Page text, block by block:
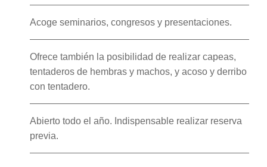
Acoge seminarios, congresos y presentaciones.
Ofrece también la posibilidad de realizar capeas,
tentaderos de hembras y machos, y acoso y derribo
con tentadero.
Abierto todo el año. Indispensable realizar reserva
previa.